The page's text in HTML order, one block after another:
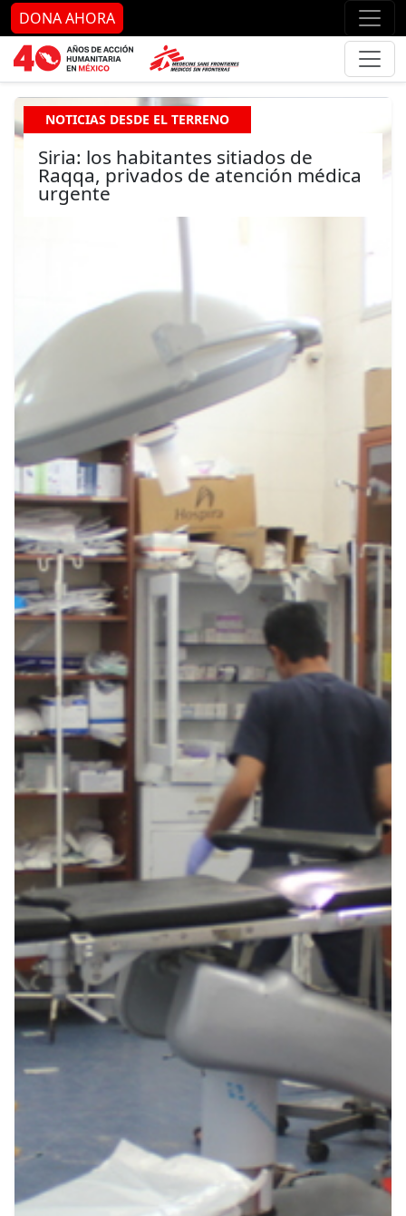
Ir al contenido principal Ir
DONA AHORA
NOTICIAS DESDE EL TERRENO
Siria: los habitantes sitiados de
Raqqa, privados de atención médica
urgente